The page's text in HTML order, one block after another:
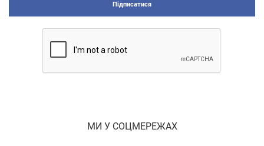
Підписатися
МИ У СОЦМЕРЕЖАХ